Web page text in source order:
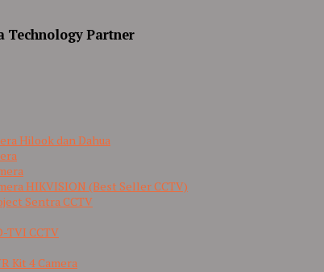
Technology Partner
Hilook dan Dahua
HIKVISION (Best Seller CCTV)
Sentra CCTV
TVI CCTV
Kit 4 Camera